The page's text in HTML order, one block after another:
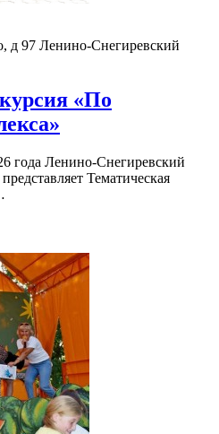
д 97 Ленино-Снегиревский
«По
года Ленино-Снегиревский
Тематическая